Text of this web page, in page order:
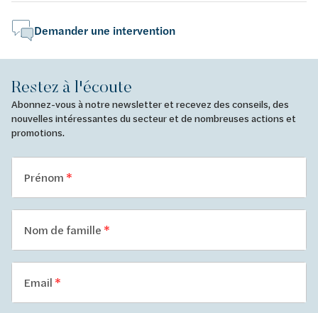
Demander une intervention
Restez à l'écoute
Abonnez-vous à notre newsletter et recevez des conseils, des
nouvelles intéressantes du secteur et de nombreuses actions et
promotions.
Prénom
Nom de famille
Email